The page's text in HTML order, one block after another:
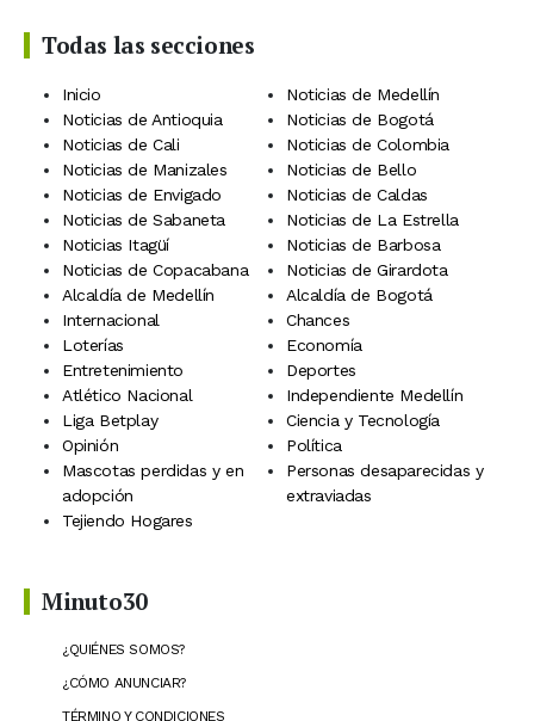
Todas las secciones
Inicio
Noticias de Medellín
Noticias de Antioquia
Noticias de Bogotá
Noticias de Cali
Noticias de Colombia
Noticias de Manizales
Noticias de Bello
Noticias de Envigado
Noticias de Caldas
Noticias de Sabaneta
Noticias de La Estrella
Noticias Itagüí
Noticias de Barbosa
Noticias de Copacabana
Noticias de Girardota
Alcaldía de Medellín
Alcaldía de Bogotá
Internacional
Chances
Loterías
Economía
Entretenimiento
Deportes
Atlético Nacional
Independiente Medellín
Liga Betplay
Ciencia y Tecnología
Opinión
Política
Mascotas perdidas y en
adopción
Personas desaparecidas y
extraviadas
Tejiendo Hogares
Minuto30
¿QUIÉNES SOMOS?
¿CÓMO ANUNCIAR?
TÉRMINO Y CONDICIONES